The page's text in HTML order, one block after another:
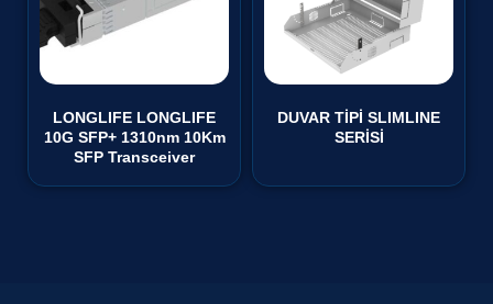
LONGLIFE LONGLIFE
10G SFP+ 1310nm 10Km
SFP Transceiver
DUVAR TİPİ SLIMLINE
SERİSİ